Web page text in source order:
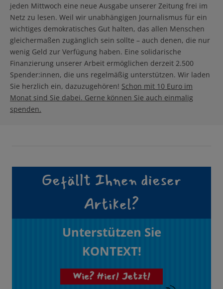
jeden Mittwoch eine neue Ausgabe unserer Zeitung frei im
Netz zu lesen. Weil wir unabhängigen Journalismus für ein
wichtiges demokratisches Gut halten, das allen Menschen
gleichermaßen zugänglich sein sollte – auch denen, die nur
wenig Geld zur Verfügung haben. Eine solidarische
Finanzierung unserer Arbeit ermöglichen derzeit 2.500
Spender:innen, die uns regelmäßig unterstützen. Wir laden
Sie herzlich ein, dazuzugehören! Schon mit 10 Euro im
Monat sind Sie dabei. Gerne können Sie auch einmalig
spenden.
Gefällt Ihnen dieser
Artikel?
Unterstützen Sie
KONTEXT!
Wie? Hier! Jetzt!